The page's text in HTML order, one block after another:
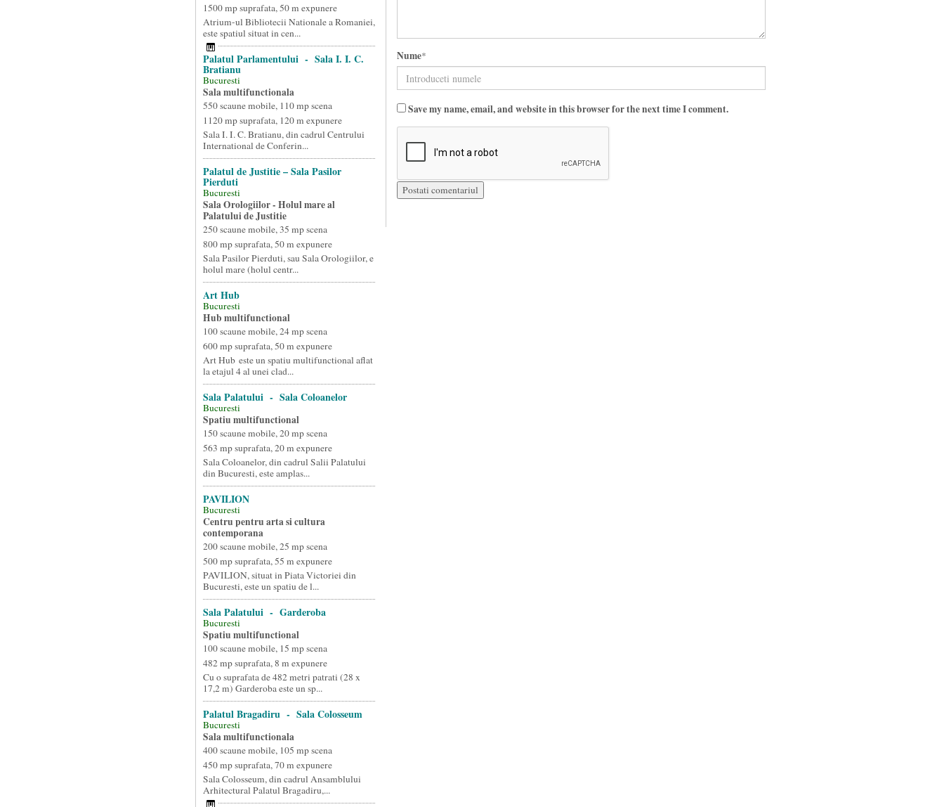
1500 mp suprafata, 50 m expunere
Atrium-ul Bibliotecii Nationale a Romaniei,
este spatiul situat in cen...
Palatul Parlamentului - Sala I. I. C.
Bratianu
Bucuresti
Sala multifunctionala
550 scaune mobile, 110 mp scena
1120 mp suprafata, 120 m expunere
Sala I. I. C. Bratianu, din cadrul Centrului
International de Conferin...
Palatul de Justitie – Sala Pasilor
Pierduti
Bucuresti
Sala Orologiilor - Holul mare al
Palatului de Justitie
250 scaune mobile, 35 mp scena
800 mp suprafata, 50 m expunere
Sala Pasilor Pierduti, sau Sala Orologiilor, e
holul mare (holul centr...
Art Hub
Bucuresti
Hub multifunctional
100 scaune mobile, 24 mp scena
600 mp suprafata, 50 m expunere
Art Hub este un spatiu multifunctional aflat
la etajul 4 al unei clad...
Sala Palatului - Sala Coloanelor
Bucuresti
Spatiu multifunctional
150 scaune mobile, 20 mp scena
563 mp suprafata, 20 m expunere
Sala Coloanelor, din cadrul Salii Palatului
din Bucuresti, este amplas...
PAVILION
Bucuresti
Centru pentru arta si cultura
contemporana
200 scaune mobile, 25 mp scena
500 mp suprafata, 55 m expunere
PAVILION, situat in Piata Victoriei din
Bucuresti, este un spatiu de l...
Sala Palatului - Garderoba
Bucuresti
Spatiu multifunctional
100 scaune mobile, 15 mp scena
482 mp suprafata, 8 m expunere
Cu o suprafata de 482 metri patrati (28 x
17,2 m) Garderoba este un sp...
Palatul Bragadiru - Sala Colosseum
Bucuresti
Sala multifunctionala
400 scaune mobile, 105 mp scena
450 mp suprafata, 70 m expunere
Sala Colosseum, din cadrul Ansamblului
Arhitectural Palatul Bragadiru,...
Nume*
Save my name, email, and website in this browser for the next time I comment.